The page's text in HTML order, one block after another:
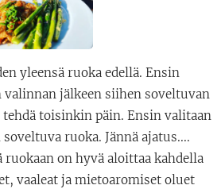
yleensä ruoka edellä. Ensin
jälkeen siihen soveltuvan
toisinkin päin. Ensin valitaan
ruoka. Jännä ajatus....
ruokaan on hyvä aloittaa kahdella
vaaleat ja mietoaromiset oluet